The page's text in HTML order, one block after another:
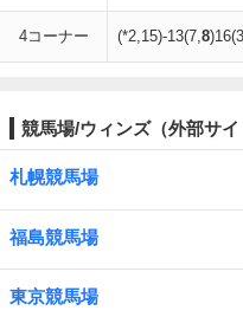
4コーナー (*2,15)-13(7,8
競馬場/ウィンズ（外部サイ
札幌競馬場
福島競馬場
東京競馬場